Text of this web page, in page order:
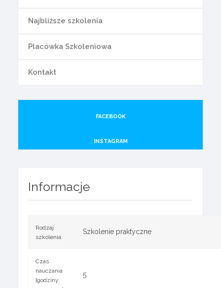
Najbliższe szkolenia
Placówka Szkoleniowa
Kontakt
FACEBOOK
INSTAGRAM
Informacje
Rodzaj
szkolenia
Szkolenie praktyczne
Czas
nauczania
[godziny
5